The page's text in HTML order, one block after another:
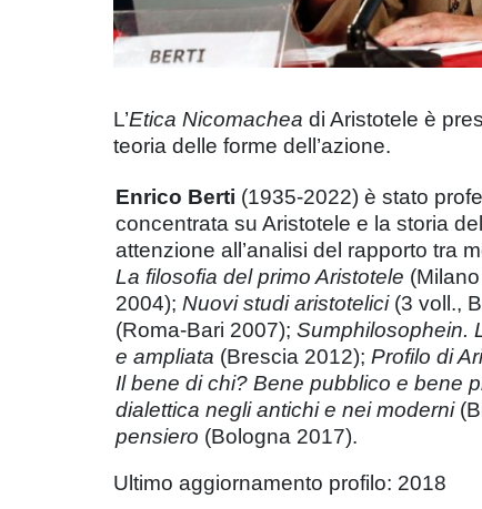
L’Etica Nicomachea di Aristotele è
teoria delle forme dell’azione.
Enrico Berti (1935-2022) è stato
concentrata su Aristotele e la storia
attenzione all’analisi del rapporto tra
La filosofia del primo Aristotele
2004); Nuovi studi aristotelici (3 voll.,
(Roma-Bari 2007); Sumphilosophein.
e ampliata (Brescia 2012); Profilo di
Il bene di chi? Bene pubblico e bene
dialettica negli antichi e nei moderni
pensiero (Bologna 2017).
Ultimo aggiornamento profilo: 2018